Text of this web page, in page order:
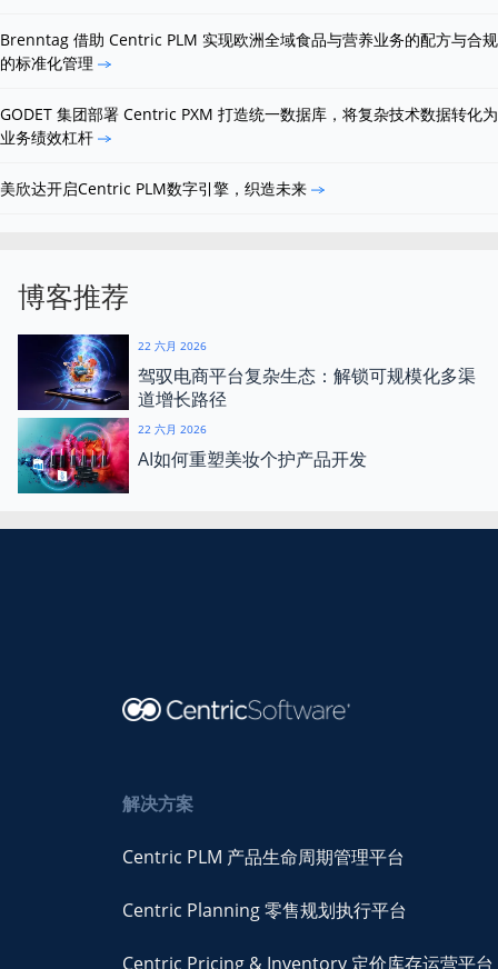
Brenntag 借助 Centric PLM 实现欧洲全域食品与营养业务的配方与合规
的标准化管理
GODET 集团部署 Centric PXM 打造统一数据库，将复杂技术数据转化为
业务绩效杠杆
美欣达开启Centric PLM数字引擎，织造未来
博客推荐
22 六月 2026
驾驭电商平台复杂生态：解锁可规模化多渠
道增长路径
22 六月 2026
AI如何重塑美妆个护产品开发
解决方案
Centric PLM 产品生命周期管理平台
Centric Planning 零售规划执行平台
Centric Pricing & Inventory 定价库存运营平台